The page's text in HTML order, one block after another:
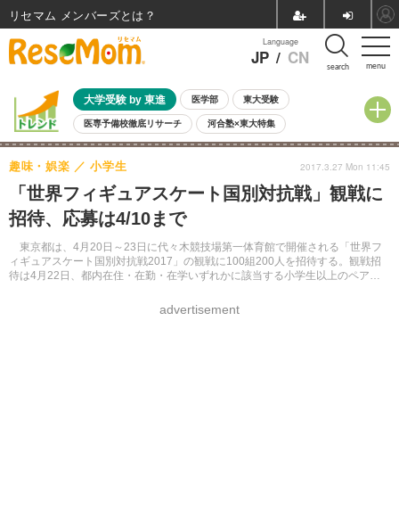
menu
Language
JP / CN search
大学受験 by 東進 医学部 東大受験
医専予備校徹底リサーチ 河合塾×東大特集
親子で考える大学選び 高校受験 中学受験 小学校受験
共通テスト 夏休み
8月開催イベント・WS 全国公立高校 過去問 人気記事
自由研究教材（小学生向け） 自由研究教材（中学生向け）
「世界フィギュアスケート国別対抗戦」観戦に
招待、応募は4/10まで
東京都は、4月20日～23日に代々木競技場第一体育館で開催される「世界フ
ィギュアスケート国別対抗戦2017」の観戦に100組200人を招待する。観戦招
待は4月22日、都内在住・在勤・在学いずれかに該当する小学生以上のペアが
趣味・娯楽 小学生
advertisement
2017.3.27 Mon 11:45
リセマム メンバーズ